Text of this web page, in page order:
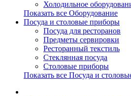
Холодильное
Показать все Оборудование
Посуда и столовые приборы
Посуда для ресторанов
Предметы сервировки
Ресторанный текстиль
Стеклянная посуда
Столовые приборы
Показать все Посуда и